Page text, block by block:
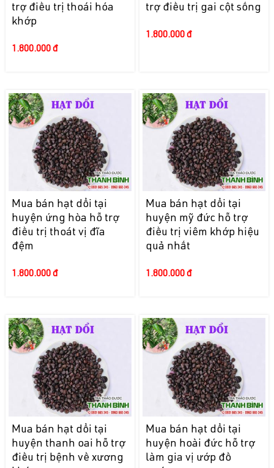
trợ điều trị thoái hóa
khớp
1.800.000 đ
trợ điều trị gai cột sống
1.800.000 đ
Mua bán hạt dổi tại
huyện ứng hòa hỗ trợ
điều trị thoát vị đĩa
đệm
1.800.000 đ
Mua bán hạt dổi tại
huyện mỹ đức hỗ trợ
điều trị viêm khớp hiệu
quả nhất
1.800.000 đ
Mua bán hạt dổi tại
huyện thanh oai hỗ trợ
điều trị bệnh về xương
Mua bán hạt dổi tại
huyện hoài đức hỗ trợ
làm gia vị ướp đồ